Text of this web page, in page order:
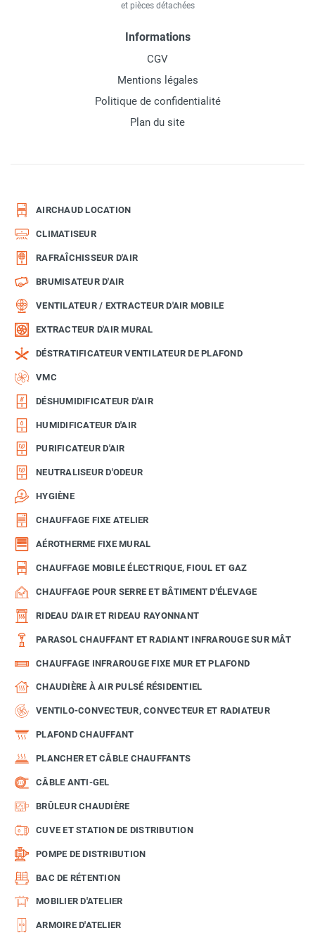
et pièces détachées
Informations
CGV
Mentions légales
Politique de confidentialité
Plan du site
AIRCHAUD LOCATION
CLIMATISEUR
RAFRAÎCHISSEUR D'AIR
BRUMISATEUR D'AIR
VENTILATEUR / EXTRACTEUR D'AIR MOBILE
EXTRACTEUR D'AIR MURAL
DÉSTRATIFICATEUR VENTILATEUR DE PLAFOND
VMC
DÉSHUMIDIFICATEUR D'AIR
HUMIDIFICATEUR D'AIR
PURIFICATEUR D'AIR
NEUTRALISEUR D'ODEUR
HYGIÈNE
CHAUFFAGE FIXE ATELIER
AÉROTHERME FIXE MURAL
CHAUFFAGE MOBILE ÉLECTRIQUE, FIOUL ET GAZ
CHAUFFAGE POUR SERRE ET BÂTIMENT D'ÉLEVAGE
RIDEAU D'AIR ET RIDEAU RAYONNANT
PARASOL CHAUFFANT ET RADIANT INFRAROUGE SUR MÂT
CHAUFFAGE INFRAROUGE FIXE MUR ET PLAFOND
CHAUDIÈRE À AIR PULSÉ RÉSIDENTIEL
VENTILO-CONVECTEUR, CONVECTEUR ET RADIATEUR
PLAFOND CHAUFFANT
PLANCHER ET CÂBLE CHAUFFANTS
CÂBLE ANTI-GEL
BRÛLEUR CHAUDIÈRE
CUVE ET STATION DE DISTRIBUTION
POMPE DE DISTRIBUTION
BAC DE RÉTENTION
MOBILIER D'ATELIER
ARMOIRE D'ATELIER